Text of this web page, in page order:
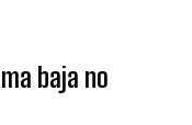
baja no